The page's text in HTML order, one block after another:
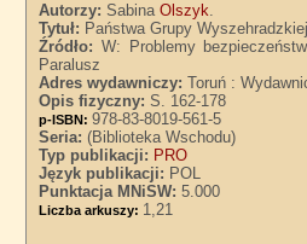
Autorzy:SabinaOlszyk.
Tytuł: Państwa Grupy
Źródło: W: Problemy
Paralusz
Adres wydawniczy:Toruń :
Opis fizyczny:S. 162-178
p-ISBN:978-83-8019-561-5
Seria:(Biblioteka Wschodu)
Typ publikacji: PRO
Język publikacji: POL
Punktacja MNiSW:5.000
Liczba arkuszy: 1,21